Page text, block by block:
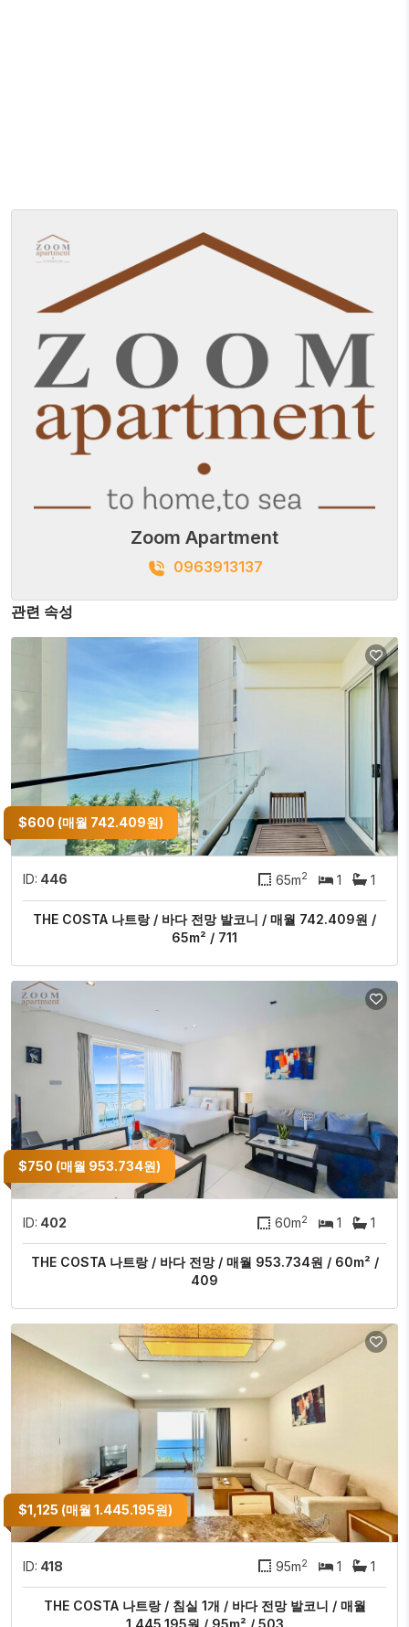
Zoom Apartment
0963913137
관련 속성
$600 (매월 742.409원)
ID: 446 65m2 1 1
THE COSTA 나트랑 / 바다 전망 발코니 / 매월 742.409원 /
65m² / 711
$750 (매월 953.734원)
ID: 402 60m2 1 1
THE COSTA 나트랑 / 바다 전망 / 매월 953.734원 / 60m² /
409
$1,125 (매월 1.445.195원)
ID: 418 95m2 1 1
THE COSTA 나트랑 / 침실 1개 / 바다 전망 발코니 / 매월
1.445.195원 / 95m² / 503